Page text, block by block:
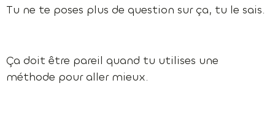
Tu ne te poses plus de question sur ça, tu le sais.
Ça doit être pareil quand tu utilises une
méthode pour aller mieux.